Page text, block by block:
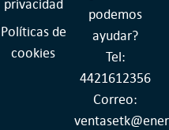
privacidad
Políticas de
cookies
podemos
ayudar?
Tel:
4421612356
Correo: